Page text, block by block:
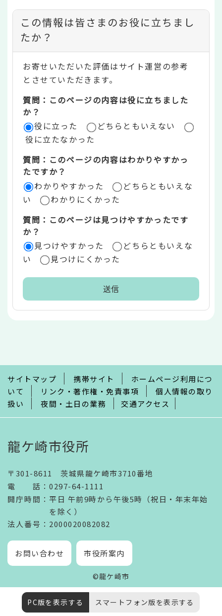
コ
ン
テ
ン
ツ
評
価
リ
ア
この情報は皆さまのお役に立ちまし
たか？
お寄せいただいた評価はサイト運営の参考
とさせていただきます。
質問：このページの内容は役に立ちました
か？
役に立った
どちらともいえない
役に立たなかった
質問：このページの内容はわかりやすかっ
たですか？
わかりやすかった
どちらともいえな
い
わかりにくかった
質問：このページは見つけやすかったです
か？
見つけやすかった
どちらともいえな
い
見つけにくかった
で
サイトマップ 携帯サイト
ホームページ利用につ
いて
リンク・著作権・免責事項
個人情報の取り
扱い
夜間・土日の業務 交通アクセス
龍ケ崎市役所
〒301-8611 茨城県龍ケ崎市3710番地
電話 ： 0297-64-1111
開庁時間 ： 平日 午前9時から午後5時（祝日・年末年始
を除く）
法人番号 ：2000020082082
お問い合わせ 市役所案内
©龍ケ崎市
PC版を表示する スマートフォン版を表示する